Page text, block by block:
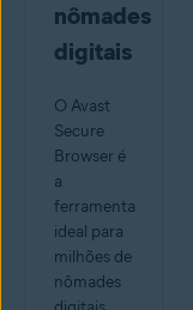
nômades
digitais
O Avast
Secure
Browser é
a
ferramenta
ideal para
milhões de
nômades